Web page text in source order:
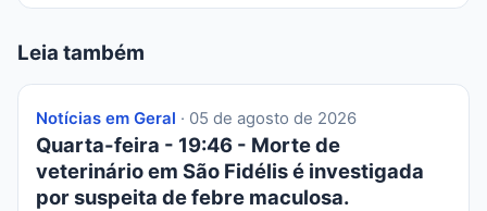
Leia também
Notícias em Geral · 05 de agosto de 2026
Quarta-feira - 19:46 - Morte de
veterinário em São Fidélis é investigada
por suspeita de febre maculosa.